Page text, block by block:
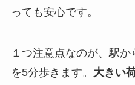
っても安心です。
１つ注意点なのが、駅
を5分歩きます。 大きい